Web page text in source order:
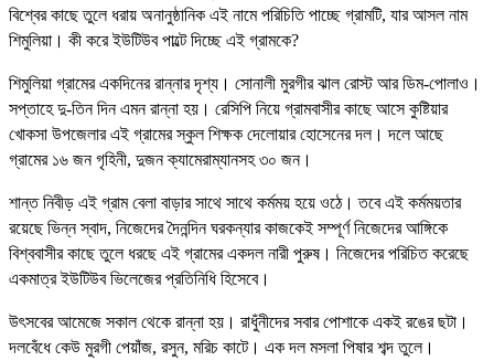
বিশ্বের কাছে তুলে ধরায় অনানুষ্ঠানিক এই নামে পরিচিতি পাচ্ছে গ্রামটি, যার আসল নাম
শিমুলিয়া। কী করে ইউটিউব পাল্টে দিচ্ছে এই গ্রামকে?
শিমুলিয়া গ্রামের একদিনের রান্নার দৃশ্য। সোনালী মুরগীর ঝাল রোস্ট আর ডিম-পোলাও।
সপ্তাহে দু-তিন দিন এমন রান্না হয়। রেসিপি নিয়ে গ্রামবাসীর কাছে আসে কুষ্টিয়ার
খোকসা উপজেলার এই গ্রামের স্কুল শিক্ষক দেলোয়ার হোসেনের দল। দলে আছে
গ্রামের ১৬ জন গৃহিনী, দুজন ক্যামেরাম্যানসহ ৩০ জন।
শান্ত নিবীড় এই গ্রাম বেলা বাড়ার সাথে সাথে কর্মময় হয়ে ওঠে। তবে এই কর্মময়তার
রয়েছে ভিন্ন স্বাদ, নিজেদের দৈনন্দিন ঘরকন্যার কাজকেই সম্পূর্ণ নিজেদের আঙ্গিকে
বিশ্ববাসীর কাছে তুলে ধরছে এই গ্রামের একদল নারী পুরুষ। নিজেদের পরিচিত করেছে
একমাত্র ইউটিউব ভিলেজের প্রতিনিধি হিসেবে।
উৎসবের আমেজে সকাল থেকে রান্না হয়। রাধুঁনীদের সবার পোশাকে একই রঙের ছটা।
দলবেঁধে কেউ মুরগী পেয়াঁজ, রসুন, মরিচ কাটে। এক দল মসলা পিষার শব্দ তুলে।